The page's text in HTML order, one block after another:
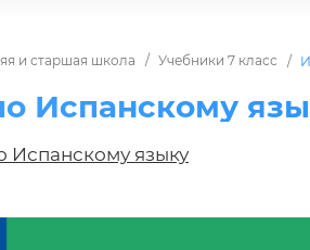
и старшая школа Учебники 7 класс
Испанскому
Испанскому языку